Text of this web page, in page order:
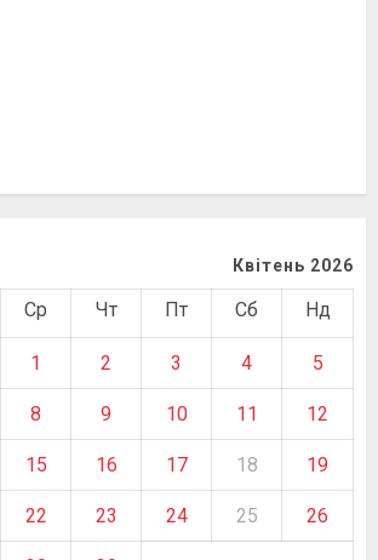
Квітень 2026
Ср Чт Пт Сб Нд
1 2 3 4 5
8 9 10 11 12
15 16 17 18 19
22 23 24 25 26